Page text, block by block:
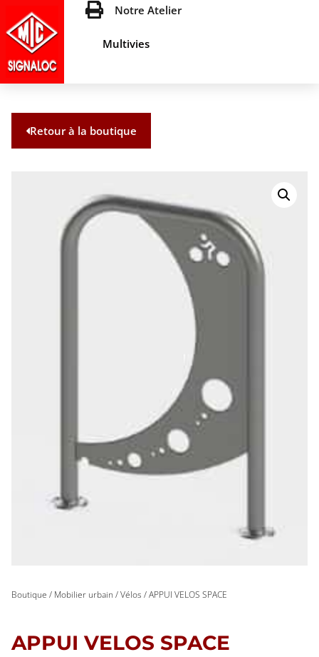
Notre Atelier
Multivies
Retour à la boutique
Boutique / Mobilier urbain /Vélos / APPUI VELOS SPACE
APPUI VELOS SPACE